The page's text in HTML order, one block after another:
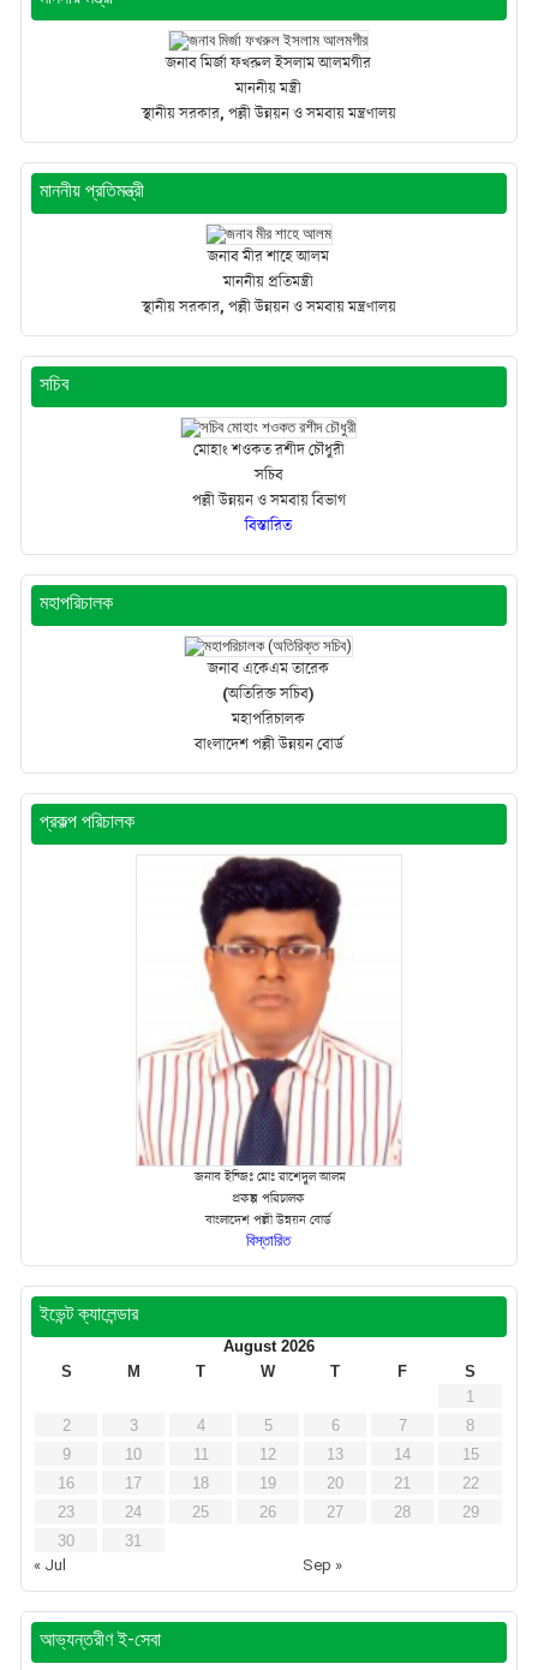
জনাব মির্জা ফখরুল ইসলাম আলমগীর
মাননীয় মন্ত্রী
স্থানীয় সরকার, পল্লী উন্নয়ন ও সমবায় মন্ত্রণালয়
মাননীয় প্রতিমন্ত্রী
জনাব মীর শাহে আলম
মাননীয় প্রতিমন্ত্রী
স্থানীয় সরকার, পল্লী উন্নয়ন ও সমবায় মন্ত্রণালয়
সচিব
মোহাং শওকত রশীদ চৌধুরী
সচিব
পল্লী উন্নয়ন ও সমবায় বিভাগ
বিস্তারিত
মহাপরিচালক
জনাব একেএম তারেক
(অতিরিক্ত সচিব)
মহাপরিচালক
বাংলাদেশ পল্লী উন্নয়ন বোর্ড
প্রকল্প পরিচালক
জনাব ইন্জিঃ মোঃ রাশেদুল আলম
প্রকল্প পরিচালক
বাংলাদেশ পল্লী উন্নয়ন বোর্ড
বিস্তারিত
ইভেন্ট ক্যালেন্ডার
August 2026
S
M T W T F
S
1
2
3 4 5 6 7
8
9
10 11 12 13 14
15
16
17 18 19 20 21
22
23
24 25 26 27 28
29
30
31
« Jul
Sep »
আভ্যন্তরীণ ই-সেবা